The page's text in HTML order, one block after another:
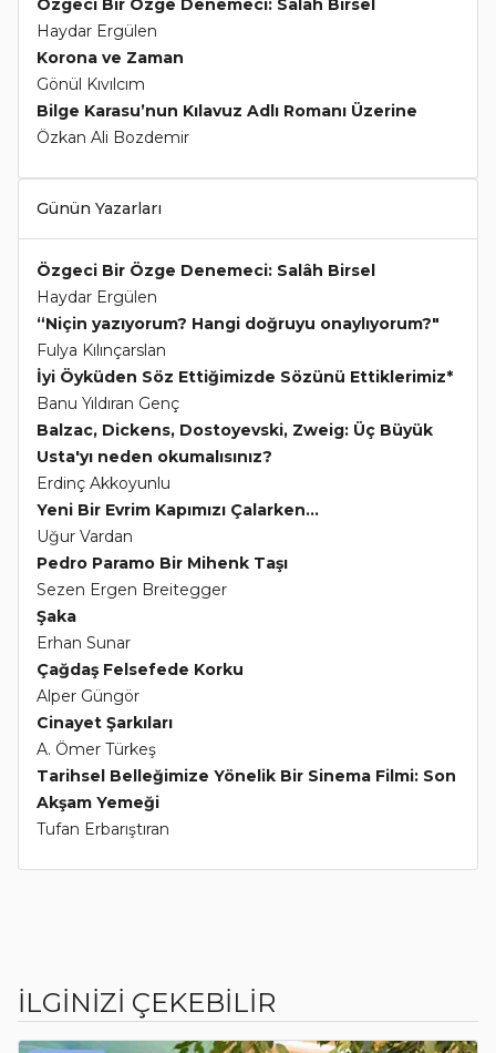
Özgeci Bir Özge Denemeci: Salâh Birsel
Haydar Ergülen
Korona ve Zaman
Gönül Kıvılcım
Bilge Karasu’nun Kılavuz Adlı Romanı Üzerine
Özkan Ali Bozdemir
Günün Yazarları
Özgeci Bir Özge Denemeci: Salâh Birsel
Haydar Ergülen
“Niçin yazıyorum? Hangi doğruyu onaylıyorum?"
Fulya Kılınçarslan
İyi Öyküden Söz Ettiğimizde Sözünü Ettiklerimiz*
Banu Yıldıran Genç
Balzac, Dickens, Dostoyevski, Zweig: Üç Büyük
Usta'yı neden okumalısınız?
Erdinç Akkoyunlu
Yeni Bir Evrim Kapımızı Çalarken...
Uğur Vardan
Pedro Paramo Bir Mihenk Taşı
Sezen Ergen Breitegger
Şaka
Erhan Sunar
Çağdaş Felsefede Korku
Alper Güngör
Cinayet Şarkıları
A. Ömer Türkeş
Tarihsel Belleğimize Yönelik Bir Sinema Filmi: Son
Akşam Yemeği
Tufan Erbarıştıran
İLGİNİZİ ÇEKEBİLİR